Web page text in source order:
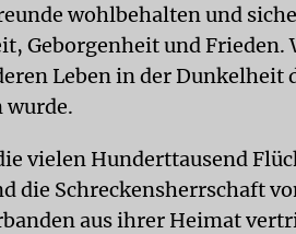
wohlbehalten und
Geborgenheit und Frieden.
Leben in der Dunkelheit
wurde.
vielen Hunderttausend
die Schreckensherrschaft
aus ihrer Heimat